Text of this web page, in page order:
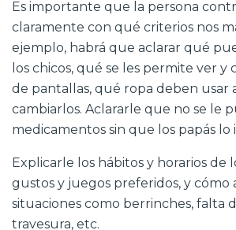
Es importante que la persona
claramente con qué criterios nos
ejemplo, habrá que aclarar qué
los chicos, qué se les permite ver
de pantallas, qué ropa deben usar
cambiarlos. Aclararle que no se le
medicamentos sin que los papás lo
Explicarle los hábitos y horarios de
gustos y juegos preferidos, y cómo
situaciones como berrinches, falta
travesura, etc.